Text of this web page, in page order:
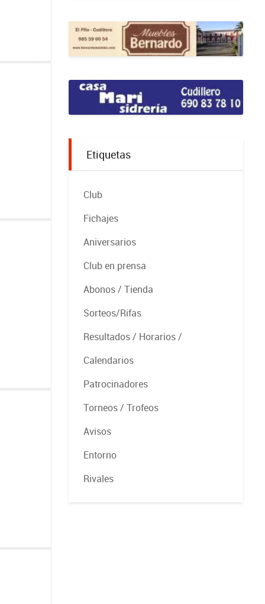
Etiquetas
Club
Fichajes
Aniversarios
Club en prensa
Abonos / Tienda
Sorteos/Rifas
Resultados / Horarios /
Calendarios
Patrocinadores
Torneos / Trofeos
Avisos
Entorno
Rivales